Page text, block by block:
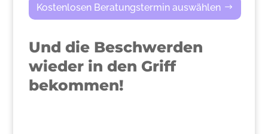
Kostenlosen Beratungstermin auswählen
Und die Beschwerden
wieder in den Griff
bekommen!